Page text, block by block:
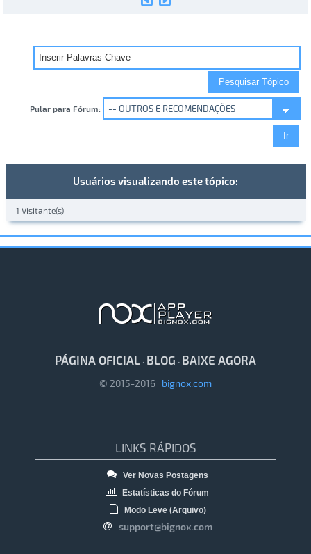
Pular para Fórum:
Usuários visualizando este tópico:
1 Visitante(s)
PÁGINA OFICIAL · BLOG · BAIXE AGORA
© 2015-2016 bignox.com
LINKS RÁPIDOS
Ver Novas Postagens
Estatísticas do Fórum
Modo Leve (Arquivo)
support@bignox.com